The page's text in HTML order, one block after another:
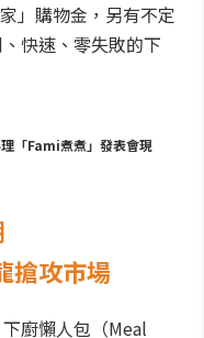
」購物金，另有不定
快速、零失敗的下
「Fami煮煮」發表會現
搶攻市場
廚懶人包（Meal